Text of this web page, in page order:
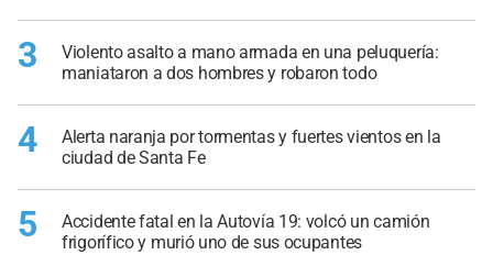
3
Violento asalto a mano armada en una peluquería:
maniataron a dos hombres y robaron todo
4
Alerta naranja por tormentas y fuertes vientos en la
ciudad de Santa Fe
5
Accidente fatal en la Autovía 19: volcó un camión
frigorífico y murió uno de sus ocupantes